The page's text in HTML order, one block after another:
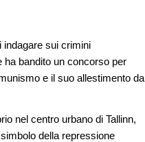
indagare sui crimini
ha bandito un concorso per
e il suo allestimento da
nel centro urbano di Tallinn,
della repressione
volto per il lungomare di
di BolognaFiere firmato
Architects